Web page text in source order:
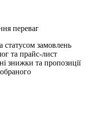
переваг
статусом замовлень
та прайс-лист
знижки та пропозиції